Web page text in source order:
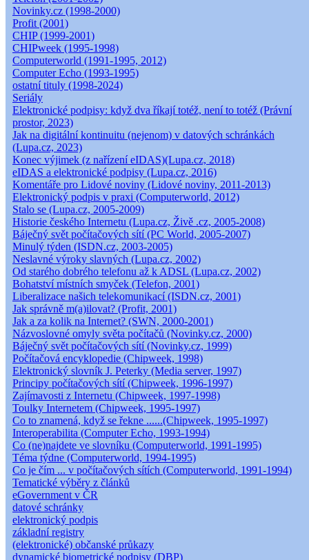
Novinky.cz (1998-2000)
Profit (2001)
CHIP (1999-2001)
CHIPweek (1995-1998)
Computerworld (1991-1995, 2012)
Computer Echo (1993-1995)
ostatní tituly (1998-2024)
Seriály
Elektronické podpisy: když dva říkají totéž, není to totéž (Právní
prostor, 2023)
Jak na digitální kontinuitu (nejenom) v datových schránkách
(Lupa.cz, 2023)
Konec výjimek (z nařízení eIDAS)(Lupa.cz, 2018)
eIDAS a elektronické podpisy (Lupa.cz, 2016)
Komentáře pro Lidové noviny (Lidové noviny, 2011-2013)
Elektronický podpis v praxi (Computerworld, 2012)
Stalo se (Lupa.cz, 2005-2009)
Historie českého Internetu (Lupa.cz, Živě .cz, 2005-2008)
Báječný svět počítačových sítí (PC World, 2005-2007)
Minulý týden (ISDN.cz, 2003-2005)
Neslavné výroky slavných (Lupa.cz, 2002)
Od starého dobrého telefonu až k ADSL (Lupa.cz, 2002)
Bohatství místních smyček (Telefon, 2001)
Liberalizace našich telekomunikací (ISDN.cz, 2001)
Jak správně m(a)ilovat? (Profit, 2001)
Jak a za kolik na Internet? (SWN, 2000-2001)
Názvoslovné omyly světa počítačů (Novinky.cz, 2000)
Báječný svět počítačových sítí (Novinky.cz, 1999)
Počítačová encyklopedie (Chipweek, 1998)
Elektronický slovník J. Peterky (Media server, 1997)
Principy počítačových sítí (Chipweek, 1996-1997)
Zajímavosti z Internetu (Chipweek, 1997-1998)
Toulky Internetem (Chipweek, 1995-1997)
Co to znamená, když se řekne ......(Chipweek, 1995-1997)
Interoperabilita (Computer Echo, 1993-1994)
Co (ne)najdete ve slovníku (Computerworld, 1991-1995)
Téma týdne (Computerworld, 1994-1995)
Co je čím ... v počítačových sítích (Computerworld, 1991-1994)
Tematické výběry z článků
eGovernment v ČR
datové schránky
elektronický podpis
základní registry
(elektronické) občanské průkazy
dynamické biometrické podpisy (DBP)